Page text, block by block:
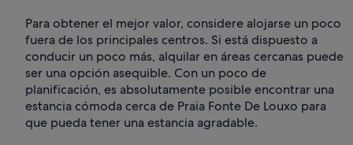
Para obtener el mejor valor, considere alojarse un poco
fuera de los principales centros. Si está dispuesto a
conducir un poco más, alquilar en áreas cercanas puede
ser una opción asequible. Con un poco de
planificación, es absolutamente posible encontrar una
estancia cómoda cerca de Praia Fonte De Louxo para
que pueda tener una estancia agradable.